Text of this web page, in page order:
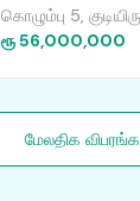
கொழும்பு 5,
ரூ 56,000,000
மேலதிக